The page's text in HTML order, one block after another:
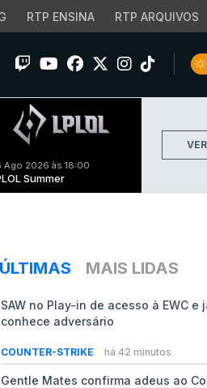
RTP ENSINA RTP ARQUIVOS
Ago 2026 às 18:00
Summer
ÚLTIMAS MAIS LIDAS
SAW no Play-in de acesso à EWC e
conhece adversário
COUNTER-STRIKE há 42 minutos
Gentle Mates confirma adeus ao